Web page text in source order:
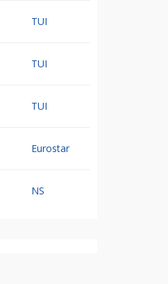
TUI
TUI
TUI
Eurostar
NS